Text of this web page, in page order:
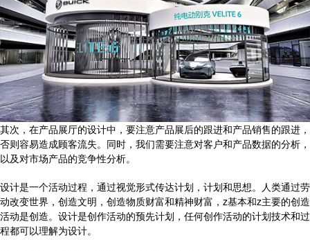
其次，在产品展厅的设计中，要注意产品展后的跟进和产品销售的跟进，
否则容易造成顾客流失。同时，我们需要注意对客户和产品数据的分析，
以及对市场产品的竞争性分析。
设计是一个活动过程，通过视觉形式传达计划，计划和思想。人类通过劳
动改变世界，创造文明，创造物质财富和精神财富，z基本和z主要的创造
活动是创造。设计是创作活动的预先计划，任何创作活动的计划技术和过
程都可以理解为设计。